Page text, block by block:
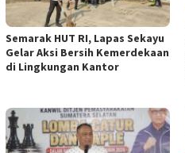
Semarak HUT RI, Lapas Sekayu
Gelar Aksi Bersih Kemerdekaan
di Lingkungan Kantor